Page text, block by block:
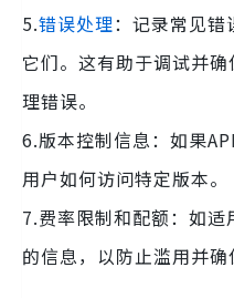
5.错误处理：记录常见
它们。这有助于调试并
理错误。
6.版本控制信息：如果
用户如何访问特定版本。
7.费率限制和配额：如
的信息，以防止滥用并确